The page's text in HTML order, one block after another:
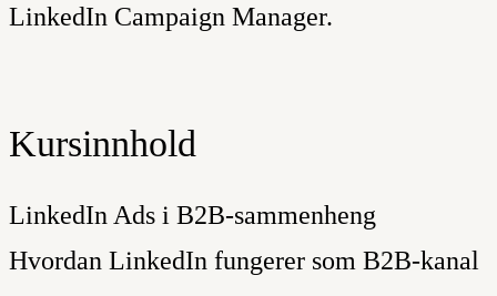
LinkedIn Campaign Manager.
Kursinnhold
LinkedIn Ads i B2B-sammenheng
Hvordan LinkedIn fungerer som B2B-kanal